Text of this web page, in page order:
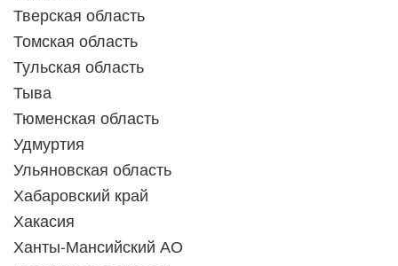
Тверская область
Томская область
Тульская область
Тыва
Тюменская область
Удмуртия
Ульяновская область
Хабаровский край
Хакасия
Ханты-Мансийский АО